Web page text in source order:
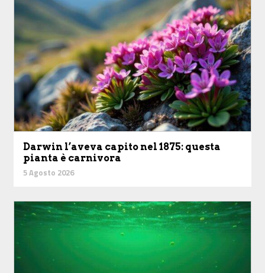
Darwin l’aveva capito nel 1875: questa
pianta è carnivora
5 Agosto 2026